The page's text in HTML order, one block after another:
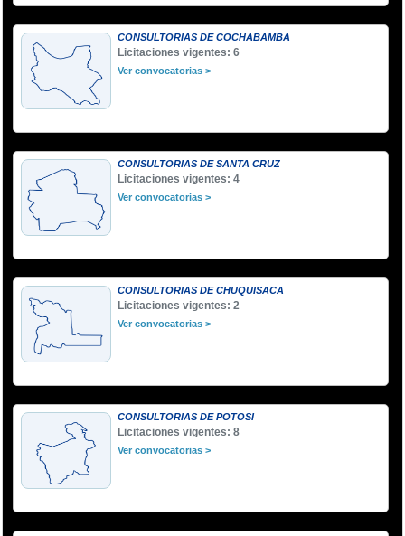
CONSULTORIAS DE COCHABAMBA
Licitaciones vigentes: 6
Ver convocatorias >
CONSULTORIAS DE SANTA CRUZ
Licitaciones vigentes: 4
Ver convocatorias >
CONSULTORIAS DE CHUQUISACA
Licitaciones vigentes: 2
Ver convocatorias >
CONSULTORIAS DE POTOSI
Licitaciones vigentes: 8
Ver convocatorias >